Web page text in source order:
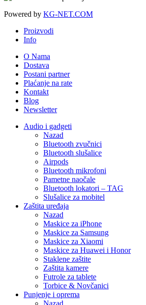
Powered by KG-NET.COM
Proizvodi
Info
O Nama
Dostava
Postani partner
Plaćanje na rate
Kontakt
Blog
Newsletter
Audio i gadgeti
Nazad
Bluetooth zvučnici
Bluetooth slušalice
Airpods
Bluetooth mikrofoni
Pametne naočale
Bluetooth lokatori – TAG
Slušalice za mobitel
Zaštita uređaja
Nazad
Maskice za iPhone
Maskice za Samsung
Maskice za Xiaomi
Maskice za Huawei i Honor
Staklene zaštite
Zaštita kamere
Futrole za tablete
Torbice & Novčanici
Punjenje i oprema
Nazad